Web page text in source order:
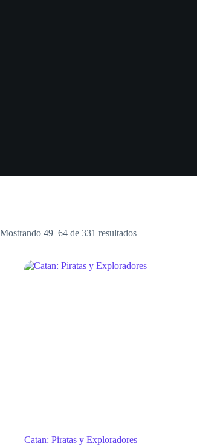
Mostrando 49–64 de 331 resultados
Catan: Piratas y Exploradores